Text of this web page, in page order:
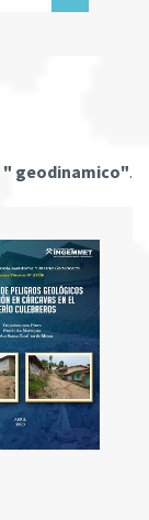
" geodinamico".